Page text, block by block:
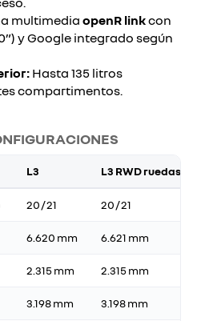
multimedia openR linkcon
y Google integrado según
Hasta 135 litros
compartimentos.
L3 L3 RWD ruedas
20 / 21 20 / 21
6.620 mm 6.621 mm
2.315 mm 2.315 mm
3.198 mm 3.198 mm